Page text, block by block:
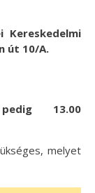
Kereskedelmi
út 10/A.
13.00
melyet